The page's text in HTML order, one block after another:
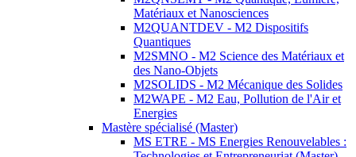
Matériaux et Nanosciences
M2QUANTDEV - M2 Dispositifs
Quantiques
M2SMNO - M2 Science des Matériaux et
des Nano-Objets
M2SOLIDS - M2 Mécanique des Solides
M2WAPE - M2 Eau, Pollution de l'Air et
Energies
Mastère spécialisé (Master)
MS ETRE - MS Energies Renouvelables :